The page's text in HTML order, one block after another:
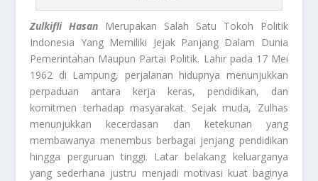
Zulkifli Hasan Merupakan Salah Satu Tokoh Politik
Indonesia Yang Memiliki Jejak Panjang Dalam Dunia
Pemerintahan Maupun Partai Politik. Lahir pada 17 Mei
1962 di Lampung, perjalanan hidupnya menunjukkan
perpaduan antara kerja keras, pendidikan, dan
komitmen terhadap masyarakat. Sejak muda, Zulhas
menunjukkan kecerdasan dan ketekunan yang
membawanya menembus berbagai jenjang pendidikan
hingga perguruan tinggi. Latar belakang keluarganya
yang sederhana justru menjadi motivasi kuat baginya